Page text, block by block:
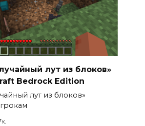
лут из блоков»
Bedrock Edition
лут из блоков»